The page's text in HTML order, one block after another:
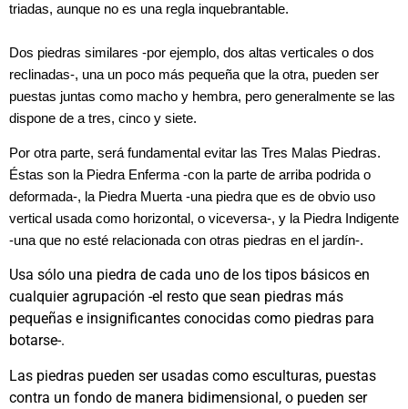
triadas, aunque no es una regla inquebrantable.
Dos piedras similares -por ejemplo, dos altas verticales o dos
reclinadas-, una un poco más pequeña que la otra, pueden ser
puestas juntas como macho y hembra, pero generalmente se las
dispone de a tres, cinco y siete.
Por otra parte, será fundamental evitar las Tres Malas Piedras.
Éstas son la Piedra Enferma -con la parte de arriba podrida o
deformada-, la Piedra Muerta -una piedra que es de obvio uso
vertical usada como horizontal, o viceversa-, y la Piedra Indigente
-una que no esté relacionada con otras piedras en el jardín-.
Usa sólo una piedra de cada uno de los tipos básicos en
cualquier agrupación -el resto que sean piedras más
pequeñas e insignificantes conocidas como piedras para
botarse-.
Las piedras pueden ser usadas como esculturas, puestas
contra un fondo de manera bidimensional, o pueden ser